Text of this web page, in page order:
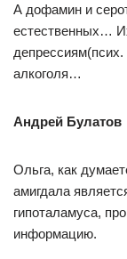
А дофамин и
естественных…
алкоголя…
Андрей Булатов
Ольга, как
амигдала
гипоталамуса,
информацию.